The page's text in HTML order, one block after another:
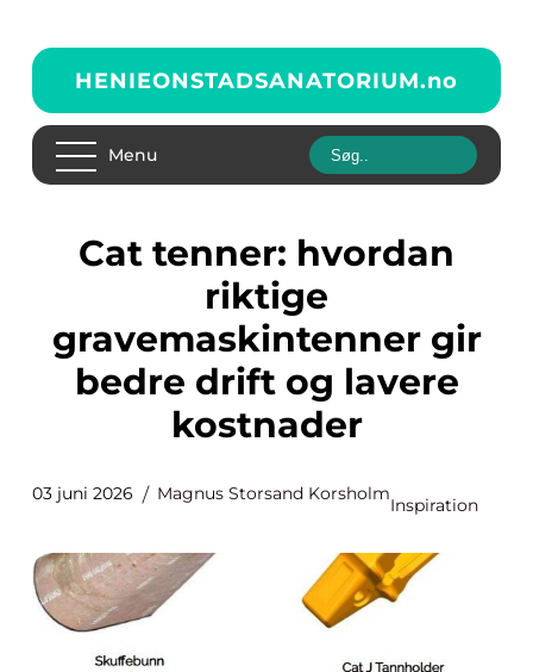
HENIEONSTADSANATORIUM.no
Menu
Cat tenner: hvordan
riktige
gravemaskintenner gir
bedre drift og lavere
kostnader
03 juni 2026 Magnus Storsand Korsholm
Inspiration